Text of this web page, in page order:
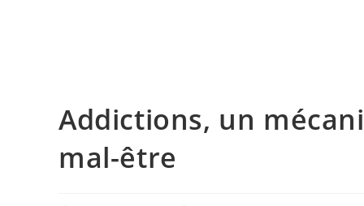
Addictions, un
mal-être